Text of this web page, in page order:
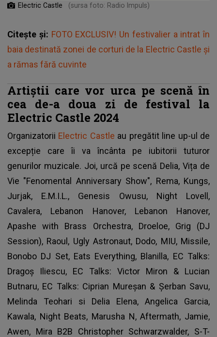
Electric Castle (sursa foto: Radio Impuls)
Citește și: FOTO EXCLUSIV! Un festivalier a intrat în
baia destinată zonei de corturi de la Electric Castle și
a rămas fără cuvinte
Artiștii care vor urca pe scenă în
cea de-a doua zi de festival la
Electric Castle 2024
Organizatorii Electric Castle au pregătit line up-ul de
excepție care îi va încânta pe iubitorii tuturor
genurilor muzicale. Joi, urcă pe scenă Delia, Vița de
Vie "Fenomental Anniversary Show", Rema, Kungs,
Jurjak, E.M.I.L., Genesis Owusu, Night Lovell,
Cavalera, Lebanon Hanover, Lebanon Hanover,
Apashe with Brass Orchestra, Droeloe, Grig (DJ
Session), Raoul, Ugly Astronaut, Dodo, MIU, Missile,
Bonobo DJ Set, Eats Everything, Blanilla, EC Talks:
Dragoș Iliescu, EC Talks: Victor Miron & Lucian
Butnaru, EC Talks: Ciprian Mureșan & Șerban Savu,
Melinda Teohari si Delia Elena, Angelica Garcia,
Kawala, Night Beats, Marusha N, Aftermath, Jamie,
Awen, Mira B2B Christopher Schwarzwalder, S-T-